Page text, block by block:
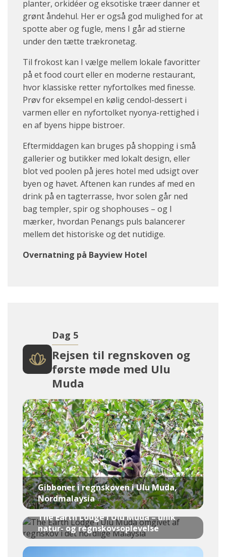
planter, orkidéer og eksotiske træer danner et
grønt åndehul. Her er også god mulighed for at
spotte aber og fugle, mens I går ad stierne
under den tætte trækronetag.
Til frokost kan I vælge mellem lokale favoritter
på et food court eller en moderne restaurant,
hvor klassiske retter nyfortolkes med finesse.
Prøv for eksempel en kølig cendol-dessert i
varmen eller en nyfortolket nyonya-rettighed i
en af byens hippe bistroer.
Eftermiddagen kan bruges på shopping i små
gallerier og butikker med lokalt design, eller
blot ved poolen på jeres hotel med udsigt over
byen og havet. Aftenen kan rundes af med en
drink på en tagterrasse, hvor solen går ned
bag templer, spir og shophouses – og I
mærker, hvordan Penangs puls balancerer
mellem det historiske og det nutidige.
Overnatning på Bayview Hotel
Dag 5
Rejsen til regnskoven og
første møde med Ulu
Muda
Gibboner i regnskoven i Ulu Muda,
Nordmalaysia
The Earth Lodge i Ulu Muda – unik
natur- og regnskovsoplevelse